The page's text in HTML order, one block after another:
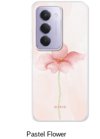
Pastel Flower